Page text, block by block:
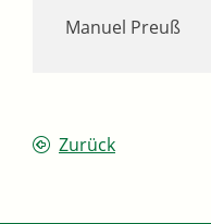
Manuel Preuß
Zurück